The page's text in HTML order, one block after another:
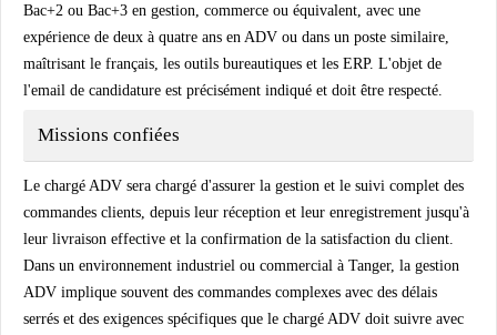
Bac+2 ou Bac+3 en gestion, commerce ou équivalent, avec une
expérience de deux à quatre ans en ADV ou dans un poste similaire,
maîtrisant le français, les outils bureautiques et les ERP. L'objet de
l'email de candidature est précisément indiqué et doit être respecté.
Missions confiées
Le chargé ADV sera chargé d'assurer la gestion et le suivi complet des
commandes clients, depuis leur réception et leur enregistrement jusqu'à
leur livraison effective et la confirmation de la satisfaction du client.
Dans un environnement industriel ou commercial à Tanger, la gestion
ADV implique souvent des commandes complexes avec des délais
serrés et des exigences spécifiques que le chargé ADV doit suivre avec